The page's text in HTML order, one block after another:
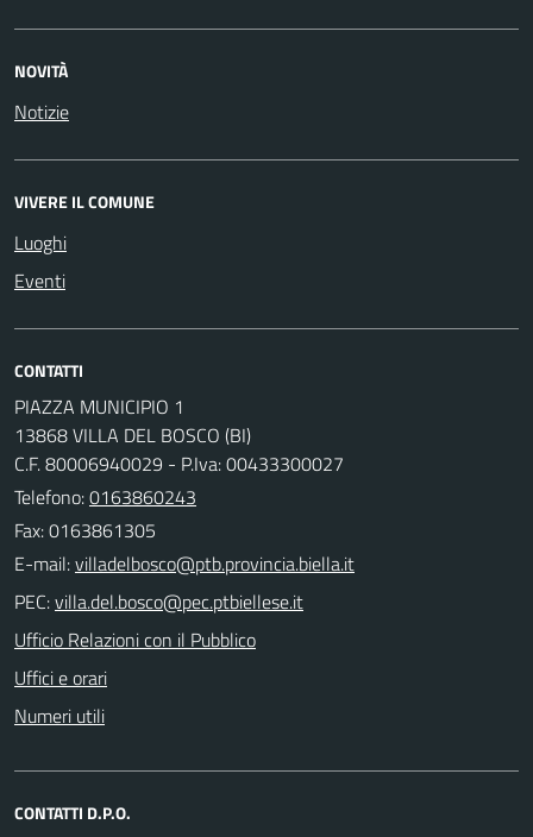
NOVITÀ
Notizie
VIVERE IL COMUNE
Luoghi
Eventi
CONTATTI
PIAZZA MUNICIPIO 1
13868 VILLA DEL BOSCO (BI)
C.F. 80006940029 - P.Iva: 00433300027
Telefono:0163860243
Fax: 0163861305
E-mail:
PEC:
Ufficio Relazioni con il Pubblico
Uffici e orari
Numeri utili
CONTATTI D.P.O.